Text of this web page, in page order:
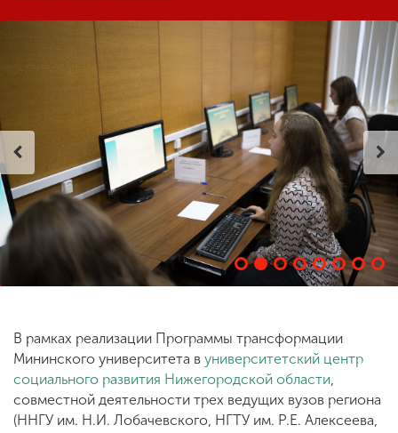
Приемная
комиссия
+7 (831) 262-26-20
В рамках реализации Программы трансформации
Мининского университета в университетский центр
социального развития Нижегородской области
совместной деятельности трех ведущих вузов региона
(ННГУ им. Н.И. Лобачевского, НГТУ им. Р.Е. Алексеева,